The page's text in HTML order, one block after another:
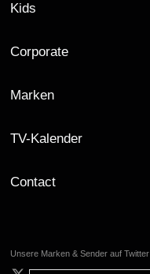
Kids
Corporate
Marken
TV-Kalender
Contact
Unsere Marken & Sender auf Twitter